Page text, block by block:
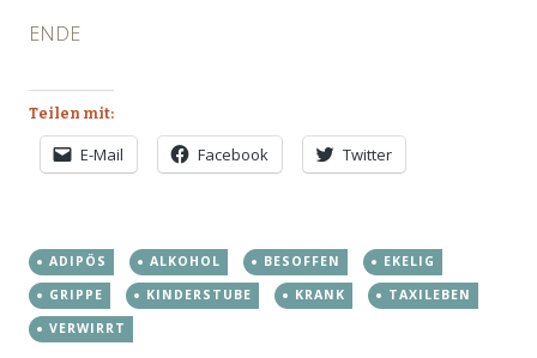
ENDE
Teilen mit:
E-Mail Facebook Twitter
ADIPÖS ALKOHOL BESOFFEN
EKELIG
GRIPPE
KINDERSTUBE KRANK
TAXILEBEN
VERWIRRT